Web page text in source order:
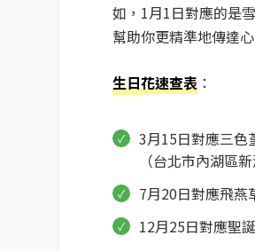
如，1月1日對應的是
幫助你更精準地傳達心
生日花速查表 ：
3月15日對應三色
（台北市內湖區
7月20日對應飛燕
12月25日對應聖